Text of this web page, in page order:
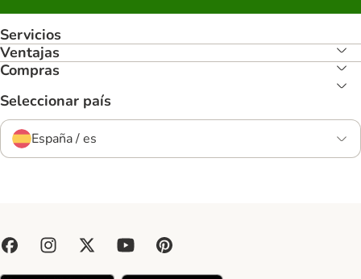
Servicios
Ventajas
Compras
Seleccionar país
España / es